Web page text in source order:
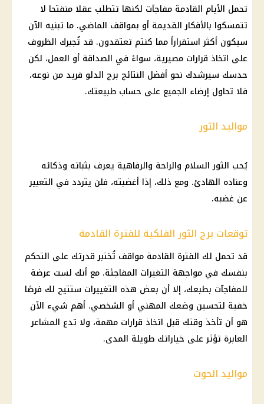
تحمل الأيام القادمة مفاجآت لكنها تتطلب عقلا منفتحا لا
تتمسكوا بالأفكار القديمة أو بمواقف الماضي. ما تبنيه الآن
سيكون أكثر استقراراً مما كنتم تعتقدون. قد تُجبرك الظروف
على اتخاذ قرارات مصيرية، سواءً في الصداقة أو العمل، لكن
حدسك سيرشدك نحو أفضل النتائج برج الدلو فريد من نوعه،
فلا تحاول إرضاء الجميع على حساب طبيعتك.
مواليد الثور
يُحب الثور السلام والراحة والرفاهية يعرف بثباته وذكائه
وعناده الهادئ. ومع ذلك، إذا أغضبته، فلن يتردد في التعبير
عن غضبه.
توقعات برج الثور الفلكية للفترة القادمة
قد تحمل لك الفترة القادمة مواقف تُختبر قدرتك على التحكم
بنفسك في مواجهة التغيرات المفاجئة. مع أنك لست عرضة
للمفاجآت بطبعك، إلا أن بعض هذه التغييرات ستتيح لك فرصًا
خفية لتحسين وضعك المهني أو الشخصي. أهم شيء الآن
هو أن تأخذ وقتك قبل اتخاذ قرارات مهمة، ولا تدع المشاعر
العابرة تؤثر على خياراتك طويلة المدى.
مواليد الحوت